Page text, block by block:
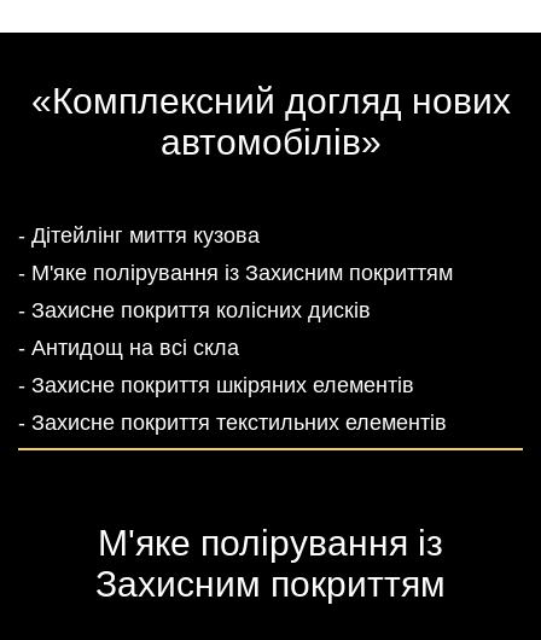
«Комплексний догляд нових
автомобілів»
- Дітейлінг миття кузова
- М'яке полірування із Захисним покриттям
- Захисне покриття колісних дисків
- Антидощ на всі скла
- Захисне покриття шкіряних елементів
- Захисне покриття текстильних елементів
М'яке полірування із
Захисним покриттям